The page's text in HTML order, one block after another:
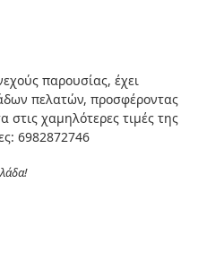
παρουσίας, έχει
πελατών, προσφέροντας
στις χαμηλότερες τιμές της
6982872746